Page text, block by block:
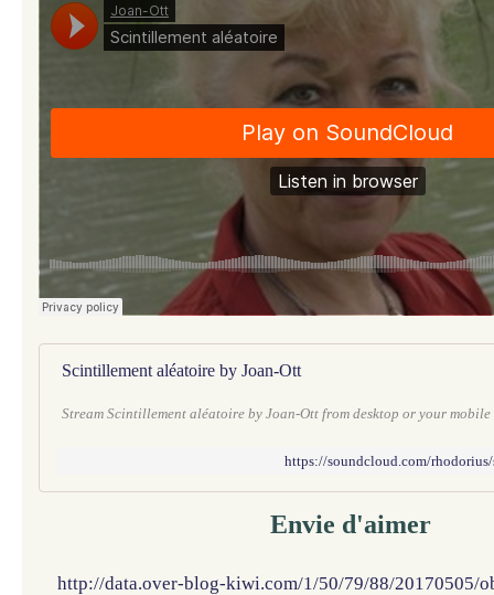
Scintillement aléatoire by Joan-Ott
Stream Scintillement aléatoire by Joan-Ott from desktop or your mobile
https://soundcloud.com/
Envie d'aimer
http://data.over-blog-kiwi.com/1/50/79/88/20170505/